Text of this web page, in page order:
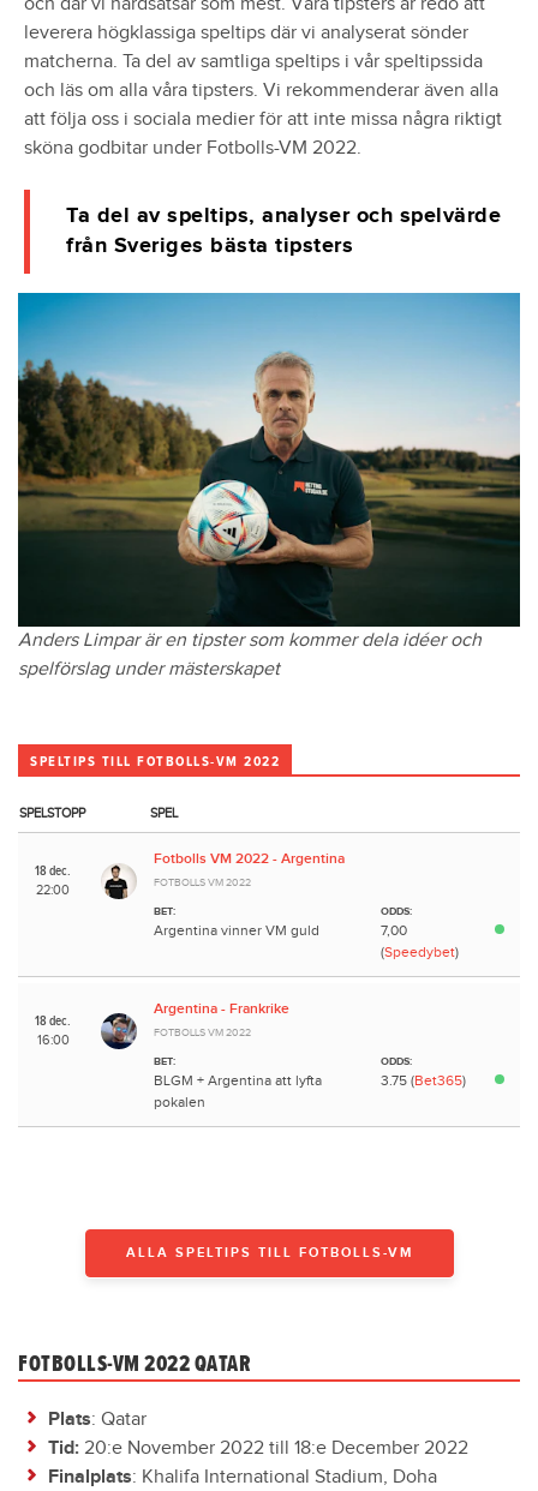
leverera högklassiga speltips där vi analyserat sönder
matcherna. Ta del av samtliga speltips i vår speltipssida
och läs om alla våra tipsters. Vi rekommenderar även alla
att följa oss i sociala medier för att inte missa några riktigt
sköna godbitar under Fotbolls-VM 2022.
Ta del av speltips, analyser och spelvärde
från Sveriges bästa tipsters
Anders Limpar är en tipster som kommer dela idéer och
spelförslag under mästerskapet
SPELTIPS TILL FOTBOLLS-VM 2022
SPELSTOPP SPEL
18 dec.
22:00
Fotbolls VM 2022 - Argentina
FOTBOLLS VM 2022
BET:
Argentina vinner VM guld
ODDS:
7,00
(Speedybet)
18 dec.
16:00
Argentina - Frankrike
FOTBOLLS VM 2022
BET:
BLGM + Argentina att lyfta
pokalen
ODDS:
3.75 (Bet365)
ALLA SPELTIPS TILL FOTBOLLS-VM
FOTBOLLS-VM 2022 QATAR
Plats: Qatar
Tid: 20:e November 2022 till 18:e December 2022
Finalplats: Khalifa International Stadium, Doha